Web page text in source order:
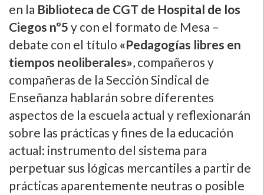
en la Biblioteca de CGT de Hospital de los
Ciegos nº5 y con el formato de Mesa –
debate con el título «Pedagogías libres en
tiempos neoliberales», compañeros y
compañeras de la Sección Sindical de
Enseñanza hablarán sobre diferentes
aspectos de la escuela actual y reflexionarán
sobre las prácticas y fines de la educación
actual: instrumento del sistema para
perpetuar sus lógicas mercantiles a partir de
prácticas aparentemente neutras o posible